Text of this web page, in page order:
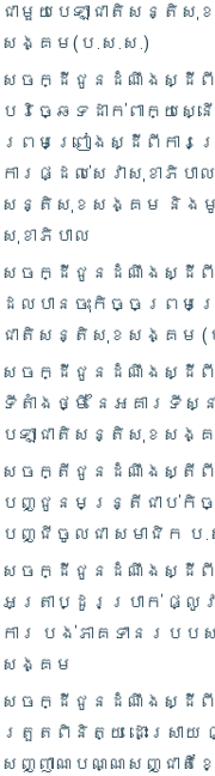
ជាមួយបេឡាជាតិសន្តិសុខ
សង្គម(ប.ស.ស.)
សេចក្ដីជូនដំណឹងស្ដីពី
បរិច្ឆេទដាក់ពាក្យស្ន
ព្រមព្រៀងស្ដីពីការប្
ការផ្ដល់សេវាសុខាភិបាល
សន្តិសុខសង្គម និងមូ
សុខាភិបាល
សេចក្ដីជូនដំណឹងស្ដីពី
ដែលបានចុះកិច្ចព្រមព្
ជាតិសន្តិសុខសង្គម (
សេចក្ដីជូនដំណឹងស្ដីពី
ទីតាំងថ្មី នៃអគារទីស្
បេឡាជាតិសន្តិសុខសង្
សេចក្តីជូនដំណឹងស្តីពី
បញ្ជូនមន្រ្តីជាប់កិច្
បញ្ជីចូលជា សមាជិក ប.
សេចក្ដីជូនដំណឹងស្ដីពី
អត្រាប្ដូរប្រាក់ ផ្លូ
ការ បង់ភាគទានរប
សង្គម
សេចក្ដីជូនដំណឹងស្ដីពី
ត្រួតពិនិត្យ ដោះស្រា
សញ្ញាណបណ្ណសញ្ជាតិខ្